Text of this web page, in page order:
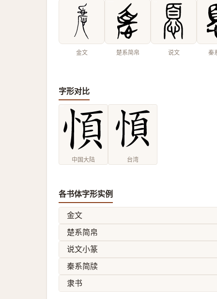
金文 楚系简帛 说文 秦
字形对比
中国大陆 台湾
各书体字形实例
金文
楚系简帛
说文小篆
秦系简牍
隶书